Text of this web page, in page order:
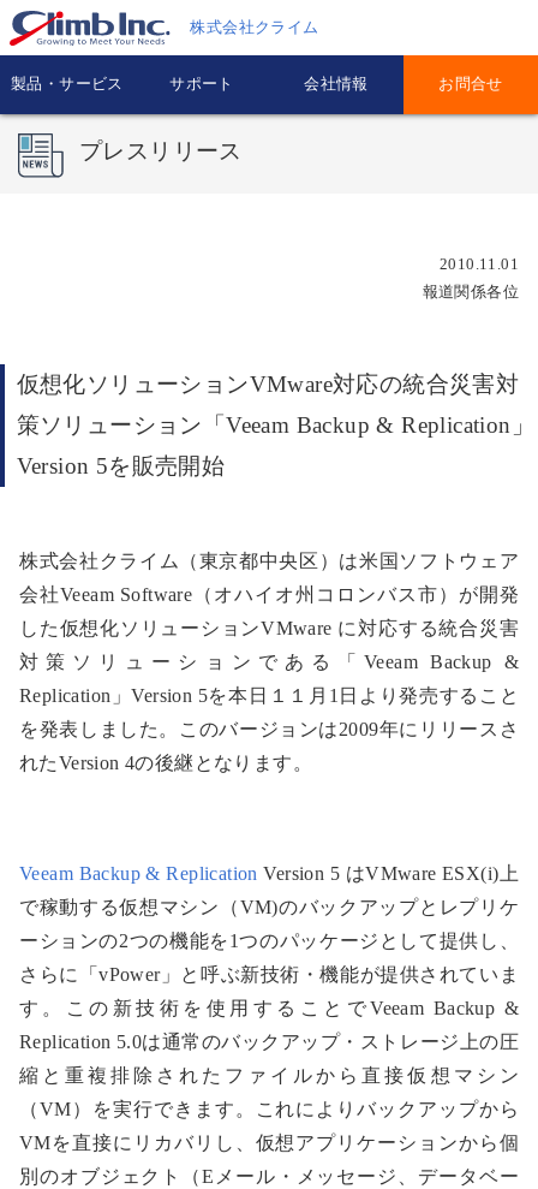
株式会社クライム
製品・サービス サポート 会社情報 お問合せ
プレスリリース
2010.11.01
報道関係各位
仮想化ソリューションVMware対応の統合災害対
策ソリューション「Veeam Backup & Replication」
Version 5を販売開始
株式会社クライム（東京都中央区）は米国ソフトウェア
会社Veeam Software（オハイオ州コロンバス市）が開発
した仮想化ソリューションVMware に対応する統合災害
対策ソリューションである「Veeam Backup &
Replication」Version 5を本日１１月1日より発売すること
を発表しました。このバージョンは2009年にリリースさ
れたVersion 4の後継となります。
Veeam Backup & Replication Version 5 はVMware ESX(i)上
で稼動する仮想マシン（VM)のバックアップとレプリケ
ーションの2つの機能を1つのパッケージとして提供し、
さらに「vPower」と呼ぶ新技術・機能が提供されていま
す。この新技術を使用することでVeeam Backup &
Replication 5.0は通常のバックアップ・ストレージ上の圧
縮と重複排除されたファイルから直接仮想マシン
（VM）を実行できます。これによりバックアップから
VMを直接にリカバリし、仮想アプリケーションから個
別のオブジェクト（Eメール・メッセージ、データベー